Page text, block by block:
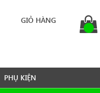
GIỎ HÀNG
PHỤ KIỆN